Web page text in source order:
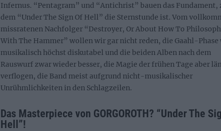
Infernus. “Pentagram” und “Antichrist” bauen das Fundament,
dem “Under The Sign Of Hell” die Sternstunde ist. Vom
missratenen Nachfolger “Destroyer, Or About How To
With The Hammer” wollen wir gar nicht reden, die Gaahl-Phase
musikalisch höchst diskutabel und die beiden Alben nach dem
Rauswurf zwar wieder besser, die Magie der frühen Tage aber
verflogen, die Band meist aufgrund nicht-musikalischer
Unrühmlichkeiten in den Schlagzeilen.
Das Masterpiece von GORGOROTH? “Under The
Hell”!